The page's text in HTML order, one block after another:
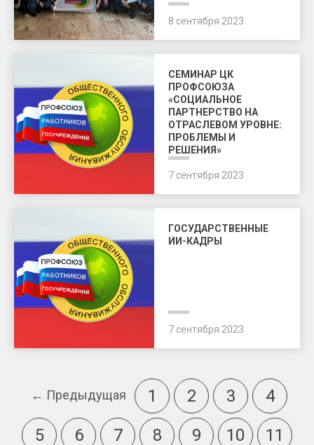
8 сентября 2023
СЕМИНАР ЦК
ПРОФСОЮЗА
«СОЦИАЛЬНОЕ
ПАРТНЕРСТВО НА
ОТРАСЛЕВОМ УРОВНЕ:
ПРОБЛЕМЫ И
РЕШЕНИЯ»
7 сентября 2023
ГОСУДАРСТВЕННЫЕ
ИИ-КАДРЫ
7 сентября 2023
← Предыдущая 1 2 3
4
5
6 7 8 9 10
11